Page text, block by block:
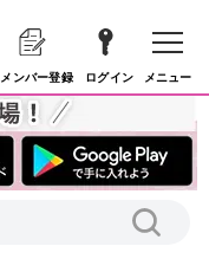
メンバー登録 ログイン メニュー